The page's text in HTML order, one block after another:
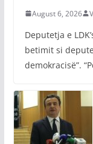
August 6, 2026
Deputetja e
betimit si
demokracisë”.